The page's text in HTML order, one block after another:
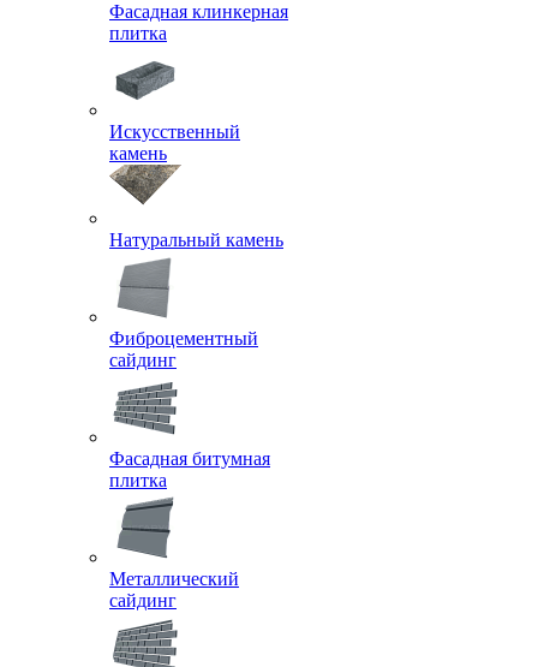
Фасадная клинкерная
плитка
Искусственный
камень
Натуральный камень
Фиброцементный
сайдинг
Фасадная битумная
плитка
Металлический
сайдинг